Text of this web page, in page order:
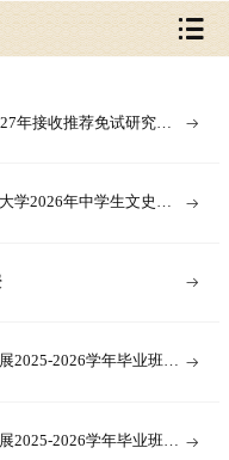
年接收推荐免试研究生
学2026年中学生文史拓
2025-2026学年毕业班评
2025-2026学年毕业班本